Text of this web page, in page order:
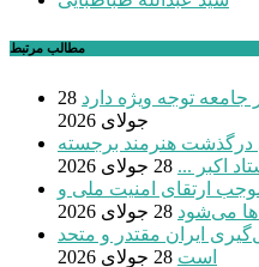
مطالب مرتبط
توجه ویژه دارد 28
جولای 2026
درگذشت هنرمند برجسته
اکبر ... 28 جولای 2026
موجب ارتقای امنیت ملی و
می‌شود 28 جولای 2026
ایران مقتدر و متحد
است 28 جولای 2026